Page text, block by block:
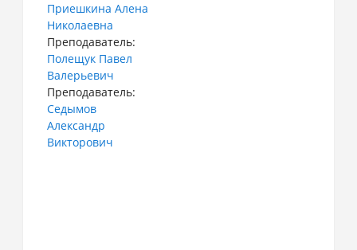
Приешкина Алена
Николаевна
Преподаватель:
Полещук Павел
Валерьевич
Преподаватель:
Седымов
Александр
Викторович